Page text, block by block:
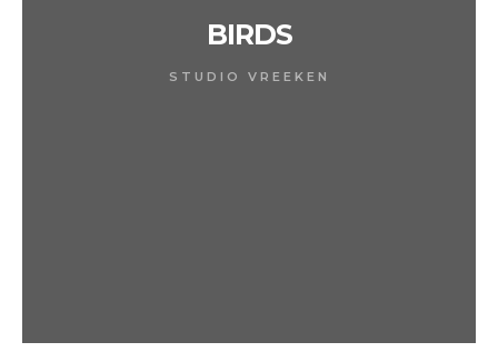
BIRDS
STUDIO VREEKEN